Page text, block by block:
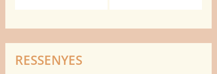
RESSENYES